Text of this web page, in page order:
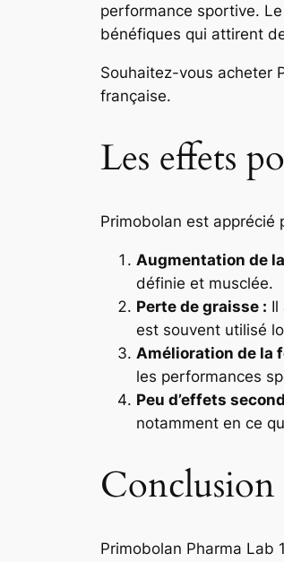
performance sportive.
bénéfiques qui attirent
Souhaitez-vous acheter
française.
Les effets
Primobolan est apprécié
Augmentation de
définie et musclée.
Perte de graisse : Il
est souvent utilisé
Amélioration de la
les performances
Peu d’effets
notamment en ce
Conclusion
Primobolan Pharma Lab